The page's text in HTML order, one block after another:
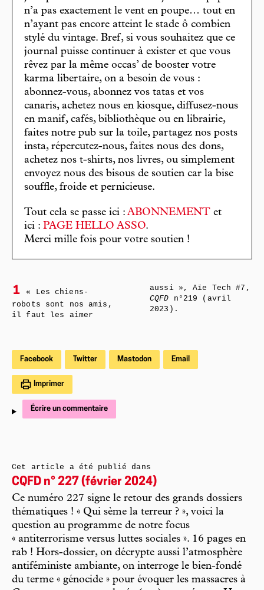
n’a pas exactement le vent en poupe… tout en
n’ayant pas encore atteint le stade ô combien
stylé du vintage. Bref, si vous souhaitez que ce
journal puisse continuer à exister et que vous
rêvez par la même occas’ de booster votre
karma libertaire, on a besoin de vous :
abonnez-vous, abonnez vos tatas et vos
canaris, achetez nous en kiosque, diffusez-nous
en manif, cafés, bibliothèque ou en librairie,
faites notre pub sur la toile, partagez nos posts
insta, répercutez-nous, faites nous des dons,
achetez nos t-shirts, nos livres, ou simplement
envoyez nous des bisous de soutien car la bise
souffle, froide et pernicieuse.
Tout cela se passe ici : ABONNEMENT et
ici : PAGE HELLO ASSO.
Merci mille fois pour votre soutien !
1
« Les chiens-
robots sont nos amis,
il faut les aimer
aussi », Aïe Tech #7,
CQFD n°219 (avril
2023).
Facebook Twitter Mastodon Email
Imprimer
Écrire un commentaire
Cet article a été publié dans
CQFD n° 227 (février 2024)
Ce numéro 227 signe le retour des grands dossiers
thématiques ! « Qui sème la terreur ? », voici la
question au programme de notre focus
« antiterrorisme versus luttes sociales ». 16 pages en
rab ! Hors-dossier, on décrypte aussi l’atmosphère
antiféministe ambiante, on interroge le bien-fondé
du terme « génocide » pour évoquer les massacres à